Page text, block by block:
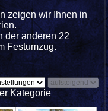
zeigen wir Ihnen in
der anderen 22
Festumzug.
Kategorie